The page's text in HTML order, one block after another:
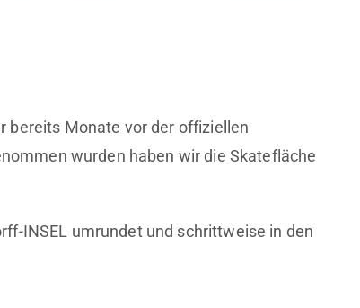
bereits Monate vor der offiziellen
wurden haben wir die Skatefläche
INSEL umrundet und schrittweise in den